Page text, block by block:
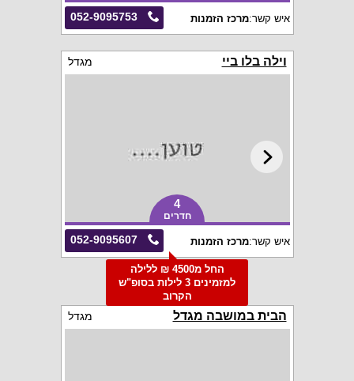
052-9095753 איש קשר:מרכז הזמנות
וילה בלו ביי מגדל
4
חדרים
052-9095607 איש קשר:מרכז הזמנות
החל מ4500 ₪ ללילה
למזמינים 3 לילות בסופ"ש
הקרוב
הבית במושבה מגדל מגדל